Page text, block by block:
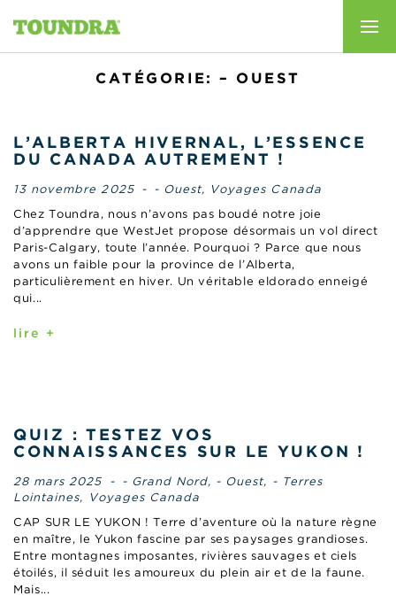
CATÉGORIE: – OUEST
L’ALBERTA HIVERNAL, L’ESSENCE
DU CANADA AUTREMENT !
13 novembre 2025 - - Ouest, Voyages Canada
Chez Toundra, nous n’avons pas boudé notre joie
d’apprendre que WestJet propose désormais un vol direct
Paris-Calgary, toute l’année. Pourquoi ? Parce que nous
avons un faible pour la province de l’Alberta,
particulièrement en hiver. Un véritable eldorado enneigé
qui...
lire +
QUIZ : TESTEZ VOS
CONNAISSANCES SUR LE YUKON !
28 mars 2025 - - Grand Nord, - Ouest, - Terres
Lointaines,
Voyages Canada
CAP SUR LE YUKON ! Terre d’aventure où la nature règne
en maître, le Yukon fascine par ses paysages grandioses.
Entre montagnes imposantes, rivières sauvages et ciels
étoilés, il séduit les amoureux du plein air et de la faune.
Mais...